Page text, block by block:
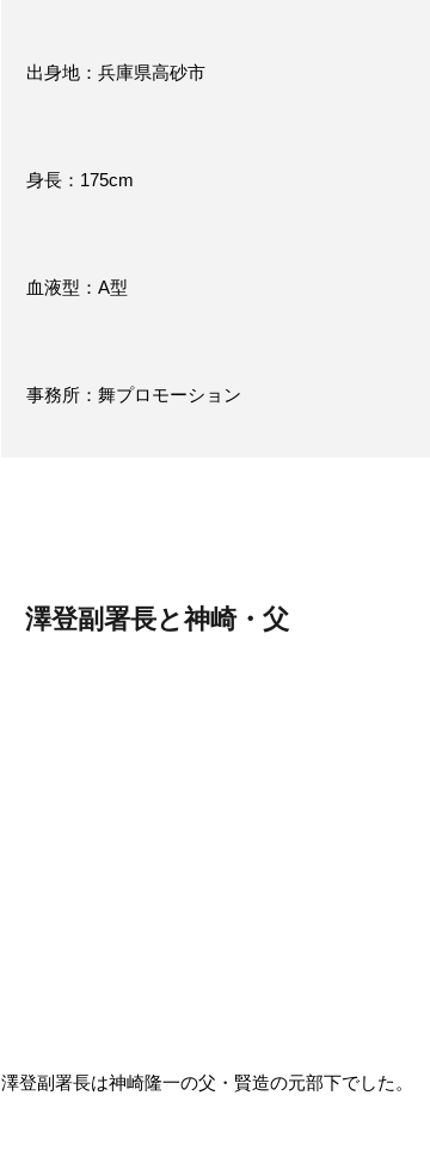
出身地：兵庫県高砂市
身長：175cm
血液型：A型
事務所：舞プロモーション
澤登副署長と神崎・父
澤登副署長は神崎隆一の父・賢造の元部下でした。